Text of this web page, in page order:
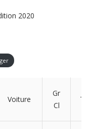
2020
Voiture
Gr
Cl